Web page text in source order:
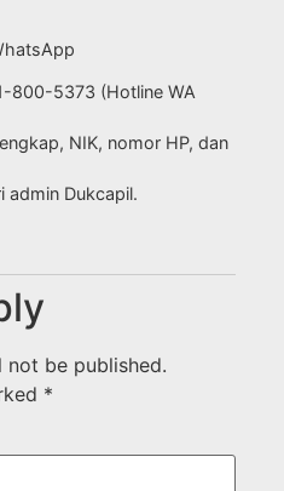
800-5373 (Hotline WA
NIK, nomor HP, dan
Dukcapil.
not be published.
*